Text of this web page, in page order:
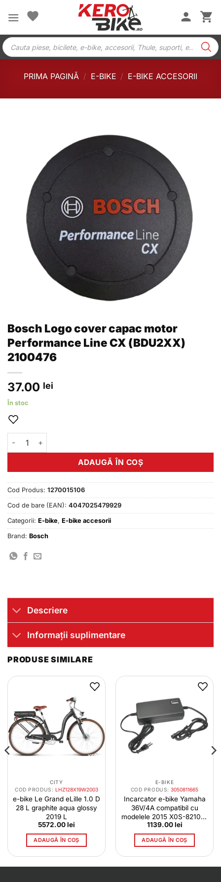
Products
search
PRIMA PAGINĂ / E-BIKE / E-BIKE ACCESORII
Bosch Logo cover capac motor
Performance Line CX (BDU2XX)
2100476
37.00 lei
În stoc
Cantitate Bosch Logo cover capac motor Performance Line
ADAUGĂ ÎN COȘ
Cod Produs: 1270015106
Cod de bare (EAN): 4047025479929
Categorii: E-bike, E-bike accesorii
Brand: Bosch
Descriere
Informații suplimentare
PRODUSE SIMILARE
CITY
COD PRODUS: LHZ128X19W2003
e-bike Le Grand eLille 1.0 D
28 L graphite aqua glossy
2019 L
5572.00lei
ADAUGĂ ÎN COȘ
E-BIKE
COD PRODUS:3050811665
Incarcator e-bike Yamaha
36V/4A compatibil cu
modelele 2015 X0S-82107-
00
1139.00lei
ADAUGĂ ÎN COȘ